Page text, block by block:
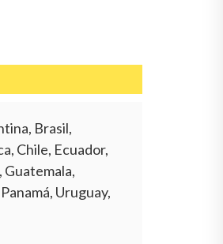
Brasil,
Chile, Ecuador,
Guatemala,
Uruguay,